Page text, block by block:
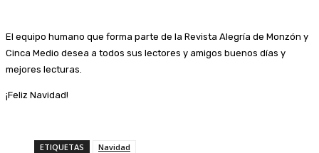
El equipo humano que forma parte de la Revista Alegría de Monzón y
Cinca Medio desea a todos sus lectores y amigos buenos días y
mejores lecturas.
¡Feliz Navidad!
ETIQUETAS Navidad